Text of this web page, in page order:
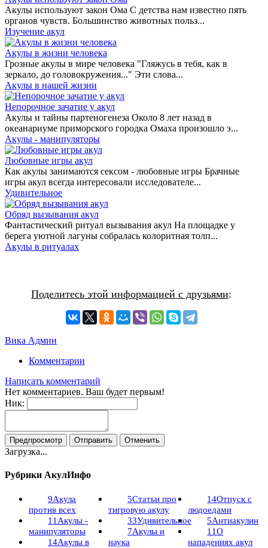
Акулы используют закон Ома С детства нам известно пять
органов чувств. Большинство животных польз...
Изучение акул
Акулы в жизни человека
Грозные акулы в мире человека "Гляжусь в тебя, как в
зеркало, до головокружения..." Эти слова...
Акулы в нашей жизни
Непорочное зачатие у акул
Акулы и тайны партеногенеза Около 8 лет назад в
океанариуме приморского городка Омаха произошло э...
Акулы - манипуляторы
Любовные игры акул
Как акулы занимаются сексом - любовные игры Брачные
игры акул всегда интересовали исследователе...
Удивительное
Обряд вызывания акул
Фантастический ритуал вызывания акул На площадке у
берега уютной лагуны собралась колоритная толп...
Акулы в ритуалах
Поделитесь этой информацией с друзьями:
Вика Админ
Комментарии
Написать комментарий
Нет комментариев. Ваш будет первым!
Ник:
Загрузка...
Рубрики АкулИнфо
9Акула
против всех
11 Акулы -
манипуляторы
14Акулы в
5Статьи про
тигровую акулу
33Удивительное
7Акулы и
наука
14Отпуск с
людоедами
5Антиакулин
11О
нападениях акул